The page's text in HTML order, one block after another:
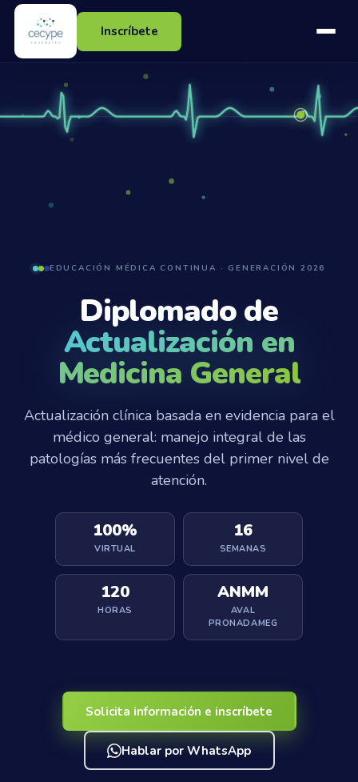
Inscríbete
EDUCACIÓN MÉDICA CONTINUA · GENERACIÓN 2026
Diplomado de
Actualización en
Medicina General
Actualización clínica basada en evidencia para el
médico general: manejo integral de las
patologías más frecuentes del primer nivel de
atención.
100%
VIRTUAL
16
SEMANAS
120
HORAS
ANMM
AVAL
PRONADAMEG
Solicita información e inscríbete
Hablar por WhatsApp